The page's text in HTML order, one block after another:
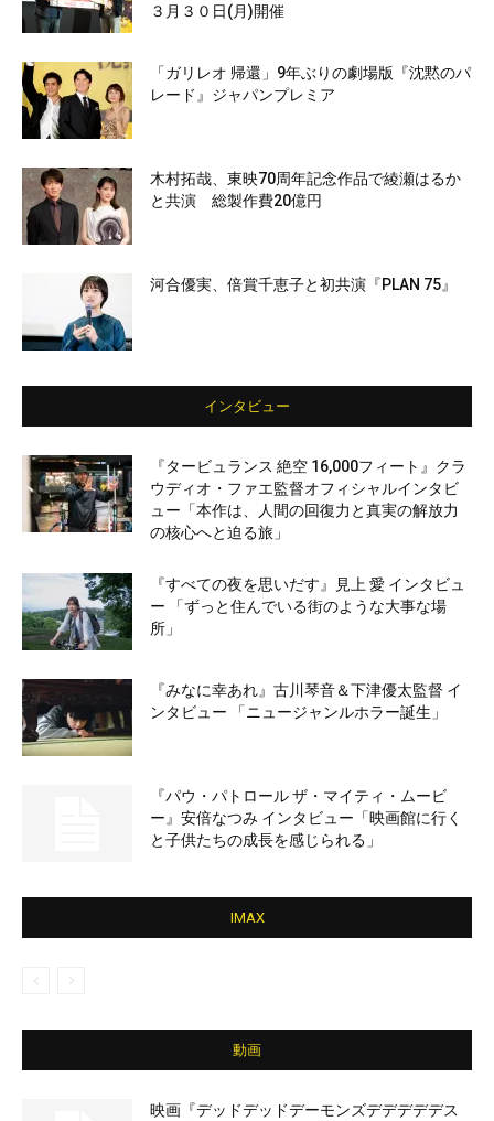
３月３０日(月)開催
「ガリレオ 帰還」9年ぶりの劇場版『沈黙のパ
レード』ジャパンプレミア
木村拓哉、東映70周年記念作品で綾瀬はるか
と共演 総製作費20億円
河合優実、倍賞千恵子と初共演『PLAN 75』
インタビュー
『タービュランス 絶空 16,000フィート』クラ
ウディオ・ファエ監督オフィシャルインタビ
ュー「本作は、人間の回復力と真実の解放力
の核心へと迫る旅」
『すべての夜を思いだす』見上 愛 インタビュ
ー 「ずっと住んでいる街のような大事な場
所」
『みなに幸あれ』古川琴音＆下津優太監督 イ
ンタビュー 「ニュージャンルホラー誕生」
『パウ・パトロール ザ・マイティ・ムービ
ー』安倍なつみ インタビュー「映画館に行く
と子供たちの成長を感じられる」
IMAX
動画
映画『デッドデッドデーモンズデデデデデス